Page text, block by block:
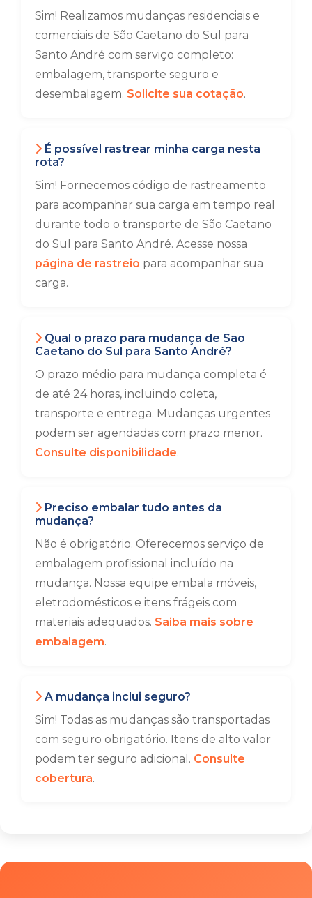
Sim! Realizamos mudanças residenciais e
comerciais de São Caetano do Sul para
Santo André com serviço completo:
embalagem, transporte seguro e
desembalagem. Solicite sua cotação.
É possível rastrear minha carga nesta
rota?
Sim! Fornecemos código de rastreamento
para acompanhar sua carga em tempo real
durante todo o transporte de São Caetano
do Sul para Santo André. Acesse nossa
página de rastreio para acompanhar sua
carga.
Qual o prazo para mudança de São
Caetano do Sul para Santo André?
O prazo médio para mudança completa é
de até 24 horas, incluindo coleta,
transporte e entrega. Mudanças urgentes
podem ser agendadas com prazo menor.
Consulte disponibilidade.
Preciso embalar tudo antes da
mudança?
Não é obrigatório. Oferecemos serviço de
embalagem profissional incluído na
mudança. Nossa equipe embala móveis,
eletrodomésticos e itens frágeis com
materiais adequados. Saiba mais sobre
embalagem.
A mudança inclui seguro?
Sim! Todas as mudanças são transportadas
com seguro obrigatório. Itens de alto valor
podem ter seguro adicional. Consulte
cobertura.